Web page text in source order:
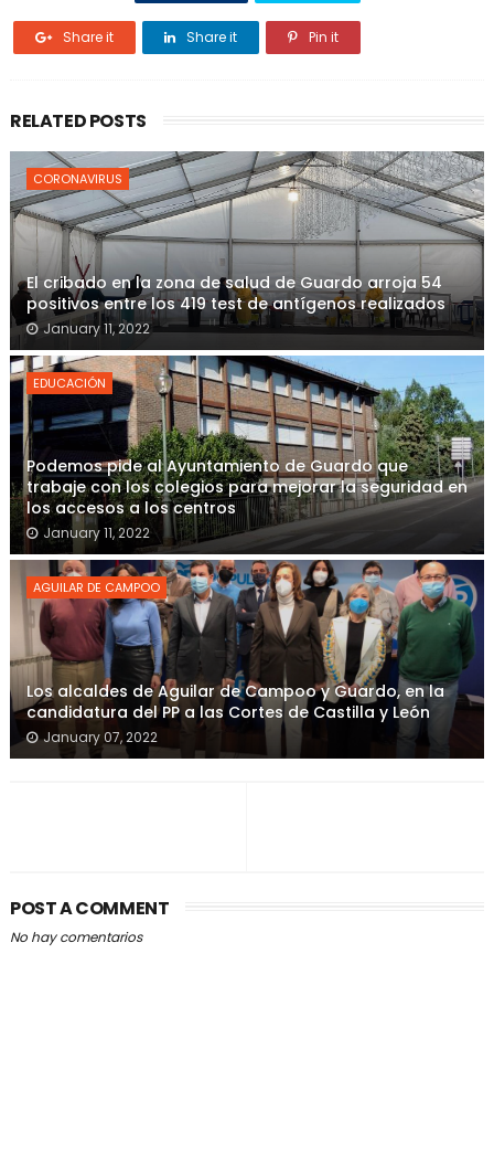
Share it Share it Pin it
RELATED POSTS
CORONAVIRUS
El cribado en la zona de salud de Guardo arroja 54
positivos entre los 419 test de antígenos realizados
January 11, 2022
EDUCACIÓN
Podemos pide al Ayuntamiento de Guardo que
trabaje con los colegios para mejorar la seguridad en
los accesos a los centros
January 11, 2022
AGUILAR DE CAMPOO
Los alcaldes de Aguilar de Campoo y Guardo, en la
candidatura del PP a las Cortes de Castilla y León
January 07, 2022
POST A COMMENT
No hay comentarios